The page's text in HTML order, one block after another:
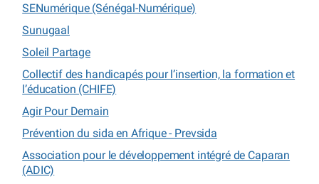
SENumérique (Sénégal-Numérique)
Sunugaal
Soleil Partage
Collectif des handicapés pour l’insertion, la formation et
l’éducation (CHIFE)
Agir Pour Demain
Prévention du sida en Afrique - Prevsida
Association pour le développement intégré de Caparan
(ADIC)